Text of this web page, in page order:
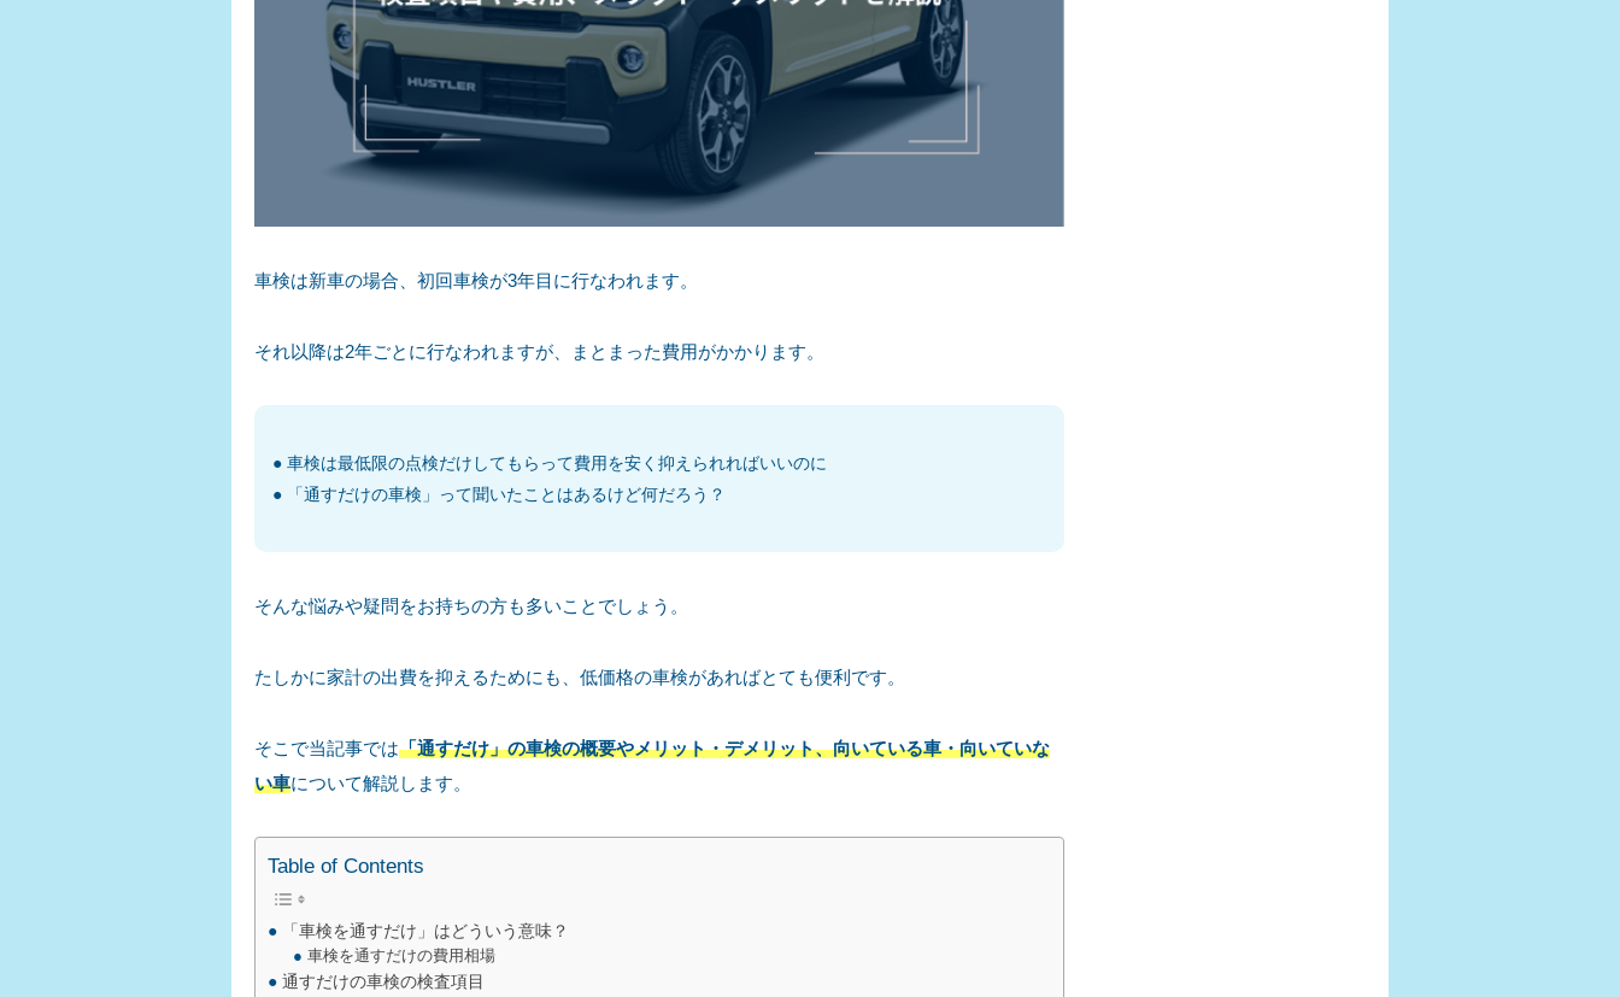
車検は新車の場合、初回車検が3年目に行なわれます。
それ以降は2年ごとに行なわれますが、まとまった費用がかかります。
車検は最低限の点検だけしてもらって費用を安く抑えられればいいのに
「通すだけの車検」って聞いたことはあるけど何だろう？
そんな悩みや疑問をお持ちの方も多いことでしょう。
たしかに家計の出費を抑えるためにも、低価格の車検があればとても便利です。
そこで当記事では「通すだけ」の車検の概要やメリット・デメリット、向いている車・向いていな
い車について解説します。
Table of Contents
「車検を通すだけ」はどういう意味？
車検を通すだけの費用相場
通すだけの車検の検査項目